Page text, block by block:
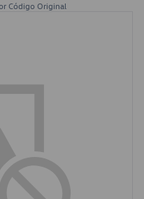
Código Original